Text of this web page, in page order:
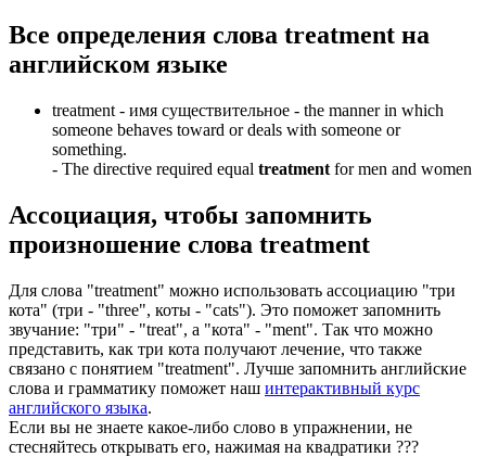
Все определения слова treatment на
английском языке
treatment - имя существительное - the manner in which
someone behaves toward or deals with someone or
something.
- The directive required equal treatment for men and women
Ассоциация, чтобы запомнить
произношение слова treatment
Для слова "treatment" можно использовать ассоциацию "три
кота" (три - "three", коты - "cats"). Это поможет запомнить
звучание: "три" - "treat", а "кота" - "ment". Так что можно
представить, как три кота получают лечение, что также
связано с понятием "treatment". Лучше запомнить английские
слова и грамматику поможет наш интерактивный курс
английского языка.
Если вы не знаете какое-либо слово в упражнении, не
стесняйтесь открывать его, нажимая на квадратики ???